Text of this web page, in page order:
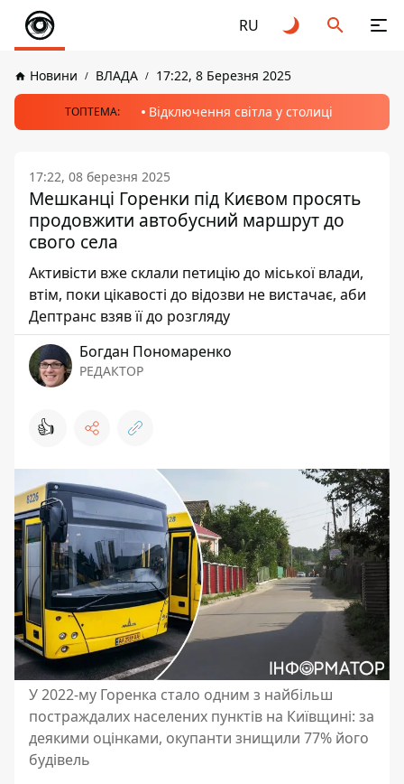
RU
Новини ВЛАДА 17:22, 8 Березня 2025
ТОПТЕМА: Відключення світла у столиці
17:22, 08 березня 2025
Мешканці Горенки під Києвом просять
продовжити автобусний маршрут до
свого села
Активісти вже склали петицію до міської влади,
втім, поки цікавості до відозви не вистачає, аби
Дептранс взяв її до розгляду
Богдан Пономаренко
РЕДАКТОР
👍
У 2022-му Горенка стало одним з найбільш
постраждалих населених пунктів на Київщині: за
деякими оцінками, окупанти знищили 77% його
будівель